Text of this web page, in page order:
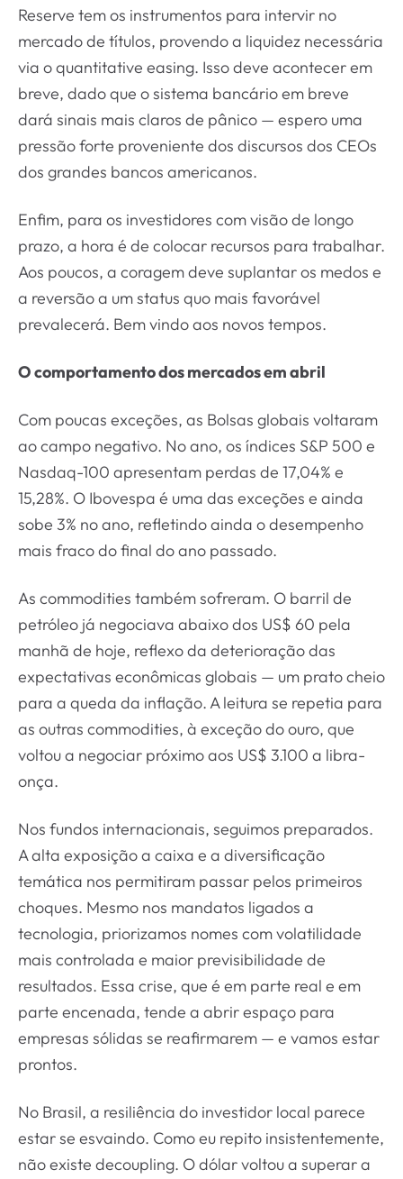
Reserve tem os instrumentos para intervir no
mercado de títulos, provendo a liquidez necessária
via o quantitative easing. Isso deve acontecer em
breve, dado que o sistema bancário em breve
dará sinais mais claros de pânico — espero uma
pressão forte proveniente dos discursos dos CEOs
dos grandes bancos americanos.
Enfim, para os investidores com visão de longo
prazo, a hora é de colocar recursos para trabalhar.
Aos poucos, a coragem deve suplantar os medos e
a reversão a um status quo mais favorável
prevalecerá. Bem vindo aos novos tempos.
O comportamento dos mercados em abril
Com poucas exceções, as Bolsas globais voltaram
ao campo negativo. No ano, os índices S&P 500 e
Nasdaq-100 apresentam perdas de 17,04% e
15,28%. O Ibovespa é uma das exceções e ainda
sobe 3% no ano, refletindo ainda o desempenho
mais fraco do final do ano passado.
As commodities também sofreram. O barril de
petróleo já negociava abaixo dos US$ 60 pela
manhã de hoje, reflexo da deterioração das
expectativas econômicas globais — um prato cheio
para a queda da inflação. A leitura se repetia para
as outras commodities, à exceção do ouro, que
voltou a negociar próximo aos US$ 3.100 a libra-
onça.
Nos fundos internacionais, seguimos preparados.
A alta exposição a caixa e a diversificação
temática nos permitiram passar pelos primeiros
choques. Mesmo nos mandatos ligados a
tecnologia, priorizamos nomes com volatilidade
mais controlada e maior previsibilidade de
resultados. Essa crise, que é em parte real e em
parte encenada, tende a abrir espaço para
empresas sólidas se reafirmarem — e vamos estar
prontos.
No Brasil, a resiliência do investidor local parece
estar se esvaindo. Como eu repito insistentemente,
não existe decoupling. O dólar voltou a superar a